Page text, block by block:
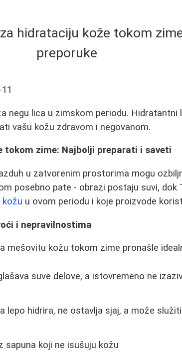
hidrataciju kože tokom
preporuke
negu lica u zimskom periodu. Hidratantni
vašu kožu zdravom i negovanom.
tokom zime: Najbolji preparati i saveti
u zatvorenim prostorima mogu
posebno pate - obrazi postaju suvi, dok
kožu u ovom periodu i koje proizvode
i nepravilnostima
mešovitu kožu tokom zime pronašle
suve delove, a istovremeno ne
lepo hidrira, ne ostavlja sjaj, a može
sapuna koji ne isušuju kožu